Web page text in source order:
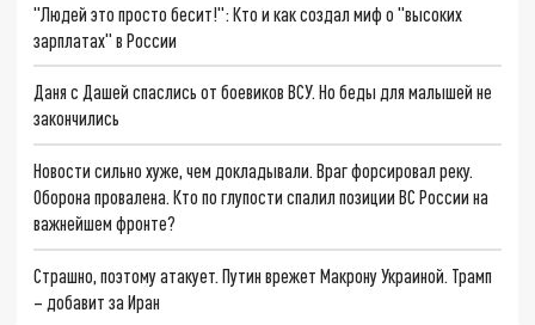
"Людей это просто бесит!": Кто и как создал миф о "высоких
зарплатах" в России
Даня с Дашей спаслись от боевиков ВСУ. Но беды для малышей не
закончились
Новости сильно хуже, чем докладывали. Враг форсировал реку.
Оборона провалена. Кто по глупости спалил позиции ВС России на
важнейшем фронте?
Страшно, поэтому атакует. Путин врежет Макрону Украиной. Трамп
– добавит за Иран